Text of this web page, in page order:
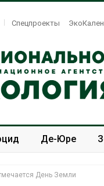
Спецпроекты
Де-Юре
День Земли